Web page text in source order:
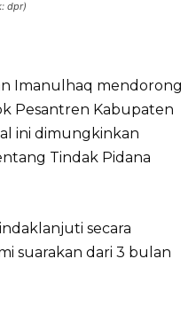
dpr)
Imanulhaq mendorong
Pesantren Kabupaten
ini dimungkinkan
Tindak Pidana
secara
suarakan dari 3 bulan